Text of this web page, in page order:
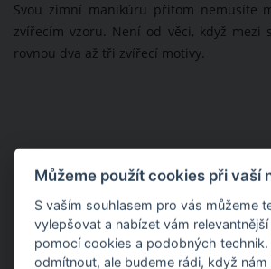
Svou zimní manikúru přitom nemusíte
zvířecím vzoru. Není od věci, když mezi
rovnou dva až tři zvířecí motivy.
Můžeme použít cookies při vaší
S vaším souhlasem pro vás můžeme
vylepšovat a nabízet vám relevantnější
pomocí cookies a podobných
odmítnout , ale budeme rádi, když